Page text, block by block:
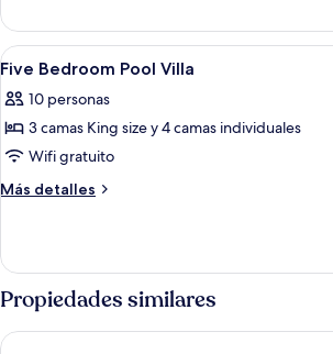
Villa
Bedroom
Pool
Villa
Abrir
todas
las
fotos
de
Five
Villa
Ropa de
7
Five Bedroom Pool Villa
10 personas
3 camas King size y 4 camas individuales
Wifi gratuito
Más detalles
Más
Bedroom
Pool
Villa
Propiedades similares
Moritz Palm Villa